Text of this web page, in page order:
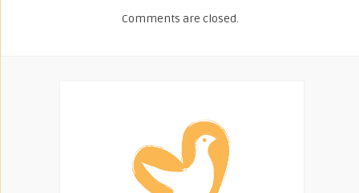
Comments are closed.